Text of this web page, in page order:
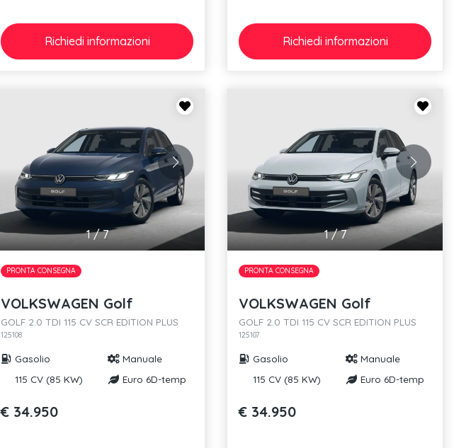
Richiedi informazioni Richiedi informazioni
1/7
PRONTA CONSEGNA
VOLKSWAGEN Golf
GOLF 2.0 TDI 115 CV SCR EDITION PLUS
125108
Gasolio
Manuale
115 CV (85 KW)
Euro 6D-temp
€ 34.950
1/7
PRONTA CONSEGNA
VOLKSWAGEN Golf
GOLF 2.0 TDI 115 CV SCR EDITION PLUS
125107
Gasolio
Manuale
115 CV (85 KW)
Euro 6D-temp
€ 34.950